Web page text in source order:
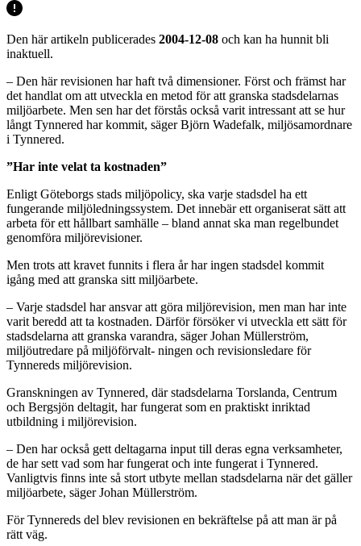
Den här artikeln publicerades 2004-12-08 och kan ha hunnit bli
inaktuell.
– Den här revisionen har haft två dimensioner. Först och främst har
det handlat om att utveckla en metod för att granska stadsdelarnas
miljöarbete. Men sen har det förstås också varit intressant att se hur
långt Tynnered har kommit, säger Björn Wadefalk, miljösamordnare
i Tynnered.
”Har inte velat ta kostnaden”
Enligt Göteborgs stads miljöpolicy, ska varje stadsdel ha ett
fungerande miljöledningssystem. Det innebär ett organiserat sätt att
arbeta för ett hållbart samhälle – bland annat ska man regelbundet
genomföra miljörevisioner.
Men trots att kravet funnits i flera år har ingen stadsdel kommit
igång med att granska sitt miljöarbete.
– Varje stadsdel har ansvar att göra miljörevision, men man har inte
varit beredd att ta kostnaden. Därför försöker vi utveckla ett sätt för
stadsdelarna att granska varandra, säger Johan Müllerström,
miljöutredare på miljöförvalt- ningen och revisionsledare för
Tynnereds miljörevision.
Granskningen av Tynnered, där stadsdelarna Torslanda, Centrum
och Bergsjön deltagit, har fungerat som en praktiskt inriktad
utbildning i miljörevision.
– Den har också gett deltagarna input till deras egna verksamheter,
de har sett vad som har fungerat och inte fungerat i Tynnered.
Vanligtvis finns inte så stort utbyte mellan stadsdelarna när det gäller
miljöarbete, säger Johan Müllerström.
För Tynnereds del blev revisionen en bekräftelse på att man är på
rätt väg.